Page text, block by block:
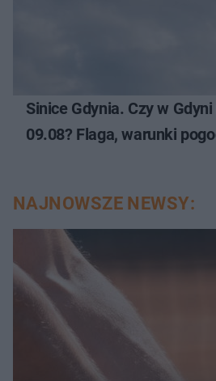
Sinice Gdynia. Czy w
09.08? Flaga, warunki
NAJNOWSZE NEWSY: